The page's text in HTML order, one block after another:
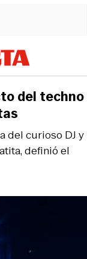
del curioso DJ y
definió el
del techno